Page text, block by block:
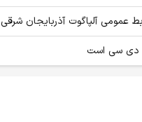
عمومی آلپاگوت آذربایجان شرقی
دی سی است